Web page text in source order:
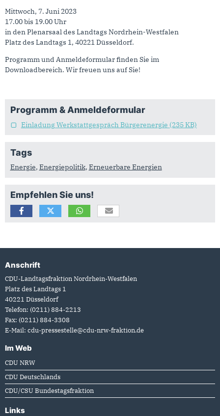
Mittwoch, 7. Juni 2023
17.00 bis 19.00 Uhr
in den Plenarsaal des Landtags Nordrhein-Westfalen
Platz des Landtags 1, 40221 Düsseldorf.
Programm und Anmeldeformular finden Sie im
Downloadbereich. Wir freuen uns auf Sie!
Programm & Anmeldeformular
Einladung Werkstattgespräch Bürgerenergie (235 KB)
Tags
Energie, Energiepolitik, Erneuerbare Energien
Empfehlen Sie uns!
Fußbereich
Anschrift
CDU-Landtagsfraktion Nordrhein-Westfalen
Platz des Landtags 1
40221 Düsseldorf
Telefon: (0211) 884-2213
Fax: (0211) 884-3308
E-Mail: cdu-pressestelle@cdu-nrw-fraktion.de
Im Web
CDU NRW
CDU Deutschlands
CDU/CSU Bundestagsfraktion
Links